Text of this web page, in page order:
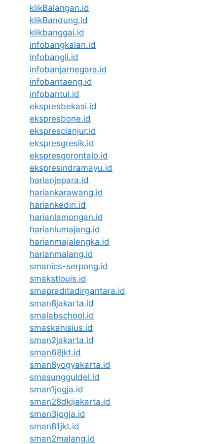
klikBalangan.id
klikBandung.id
klikbanggai.id
infobangkalan.id
infobangli.id
infobanjarnegara.id
infobantaeng.id
infobantul.id
ekspresbekasi.id
ekspresbone.id
eksprescianjur.id
ekspresgresik.id
ekspresgorontalo.id
ekspresindramayu.id
harianjepara.id
hariankarawang.id
hariankediri.id
harianlamongan.id
harianlumajang.id
harianmajalengka.id
harianmalang.id
smanics-serpong.id
smakstlouis.id
smapraditadirgantara.id
sman8jakarta.id
smalabschool.id
smaskanisius.id
sman2jakarta.id
sman68jkt.id
sman8yogyakarta.id
smasungguldel.id
sman1jogja.id
sman28dkijakarta.id
sman3jogja.id
sman81jkt.id
sman2malang.id